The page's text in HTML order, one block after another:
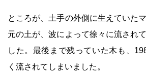
ところが、土手の外側に生えていた
元の土が、波によって徐々に流され
した。最後まで残っていた木も、
く流されてしまいました。